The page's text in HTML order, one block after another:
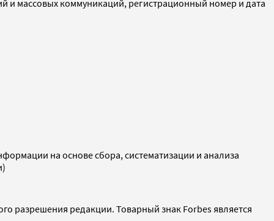
и массовых коммуникаций, регистрационный номер и дата
на основе сбора, систематизации и анализа
разрешения редакции. Товарный знак Forbes является